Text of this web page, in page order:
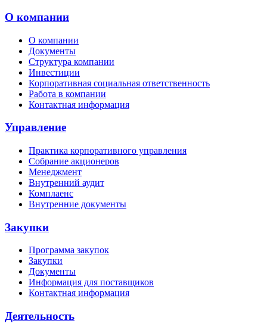
О компании
О компании
Документы
Структура компании
Инвестиции
Корпоративная социальная ответственность
Работа в компании
Контактная информация
Управление
Практика корпоративного управления
Собрание акционеров
Менеджмент
Внутренний аудит
Комплаенс
Внутренние документы
Закупки
Программа закупок
Закупки
Документы
Информация для поставщиков
Контактная информация
Деятельность